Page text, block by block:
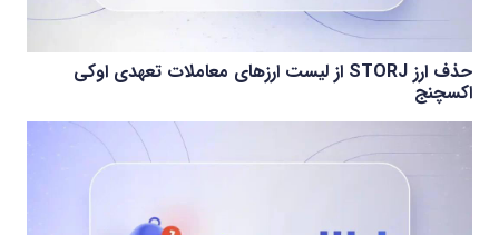
حذف ارز STORJ از لیست ارزهای معاملات تعهدی اوکی
اکسچنج